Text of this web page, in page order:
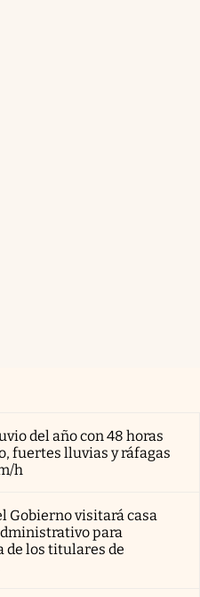
del año con 48 horas
fuertes lluvias y ráfagas
h
Gobierno visitará casa
para
de los titulares de